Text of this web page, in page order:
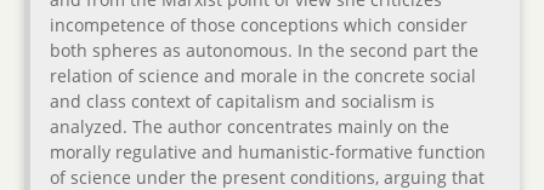
incompetence of those conceptions which consider
both spheres as autonomous. In the second part the
relation of science and morale in the concrete social
and class context of capitalism and socialism is
analyzed. The author concentrates mainly on the
morally regulative and humanistic-formative function
of science under the present conditions, arguing that